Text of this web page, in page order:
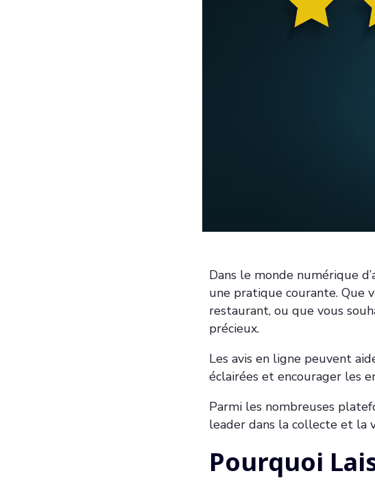
Dans le monde numérique
une pratique courante. Que
restaurant, ou que vous
précieux.
Les avis en ligne peuvent
éclairées et encourager les
Parmi les nombreuses
leader dans la collecte et la
Pourquoi